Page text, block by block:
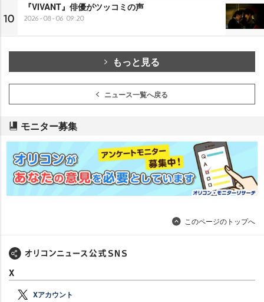
10
『VIVANT』俳優がツッコミの声
2026-08-06 09:20
もっと見る
ニュース一覧へ戻る
モニター募集
このページのトップへ
X
Xアカウント